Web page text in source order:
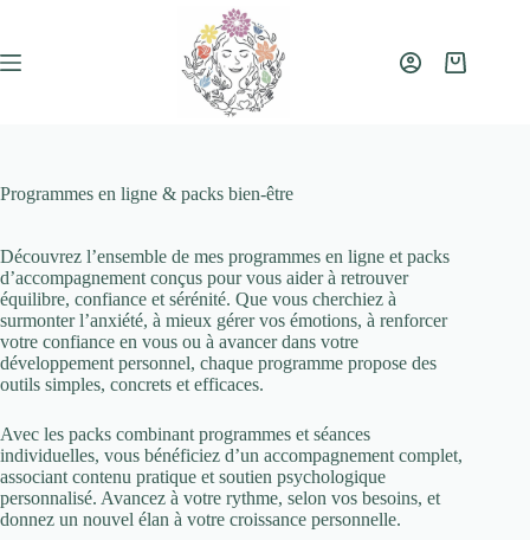
contenu
Panier
Programmes en ligne & packs bien-être
Découvrez l’ensemble de mes programmes en ligne et packs
d’accompagnement conçus pour vous aider à retrouver
équilibre, confiance et sérénité. Que vous cherchiez à
surmonter l’anxiété, à mieux gérer vos émotions, à renforcer
votre confiance en vous ou à avancer dans votre
développement personnel, chaque programme propose des
outils simples, concrets et efficaces.
Avec les packs combinant programmes et séances
individuelles, vous bénéficiez d’un accompagnement complet,
associant contenu pratique et soutien psychologique
personnalisé. Avancez à votre rythme, selon vos besoins, et
donnez un nouvel élan à votre croissance personnelle.